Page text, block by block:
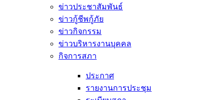
ข่าวประชาสัมพันธ์
ข่าวกู้ชีพกู้ภัย
ข่าวกิจกรรม
ข่าวบริหารงานบุคคล
กิจการสภา
ประกาศ
รายงานการประชุม